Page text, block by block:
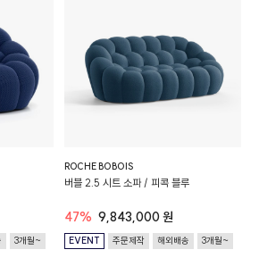
3개월~
ROCHE BOBOIS
버블 2.5 시트 소파 / 피콕 블루
47% 9,843,000 원
EVENT 주문제작 해외배송 3개월~